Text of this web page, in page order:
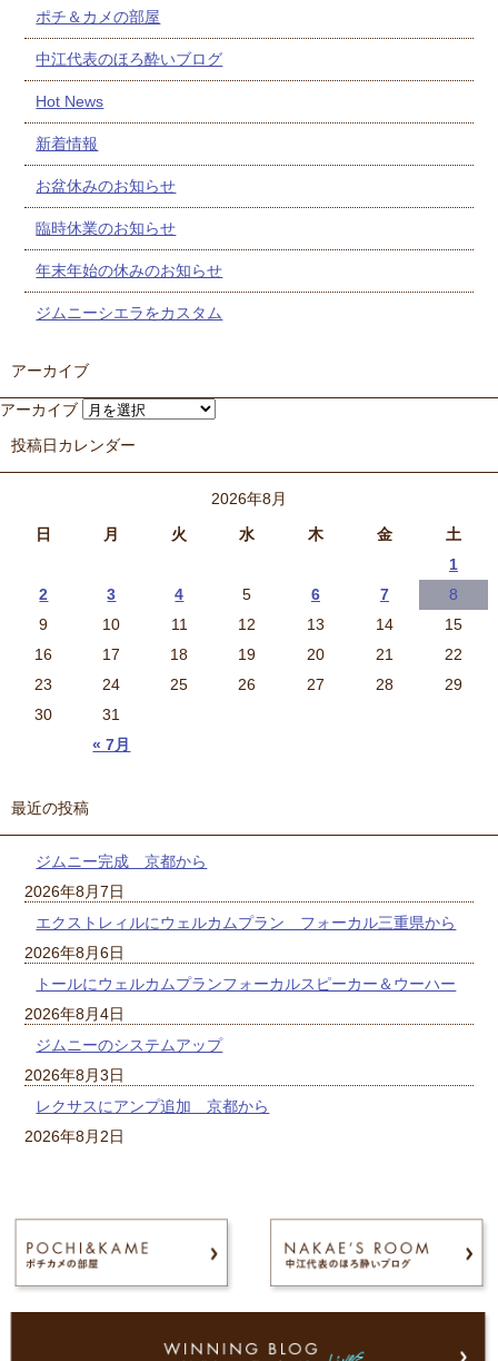
ポチ＆カメの部屋
中江代表のほろ酔いブログ
Hot News
新着情報
お盆休みのお知らせ
臨時休業のお知らせ
年末年始の休みのお知らせ
ジムニーシエラをカスタム
アーカイブ
アーカイブ
投稿日カレンダー
2026年8月
日
月 火 水 木 金 土
« 7月
1
2
3 4 5 6 7
8
9
10 11 12 13 14
15
16
17 18 19 20 21
22
23
24 25 26 27 28
29
30
31
最近の投稿
ジムニー完成 京都から
2026年8月7日
エクストレィルにウェルカムプラン フォーカル三重県から
2026年8月6日
トールにウェルカムプランフォーカルスピーカー＆ウーハー
2026年8月4日
ジムニーのシステムアップ
2026年8月3日
レクサスにアンプ追加 京都から
2026年8月2日